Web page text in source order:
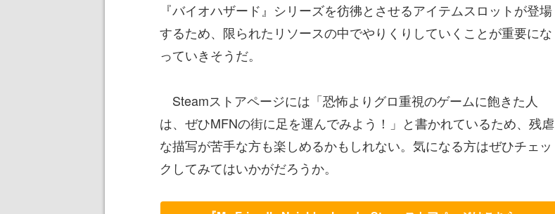
『バイオハザード』シリーズを彷彿とさせるアイテムスロットが登場
するため、限られたリソースの中でやりくりしていくことが重要にな
っていきそうだ。
Steamストアページには「恐怖よりグロ重視のゲームに飽きた人
は、ぜひMFNの街に足を運んでみよう！」と書かれているため、残虐
な描写が苦手な方も楽しめるかもしれない。気になる方はぜひチェッ
クしてみてはいかがだろうか。